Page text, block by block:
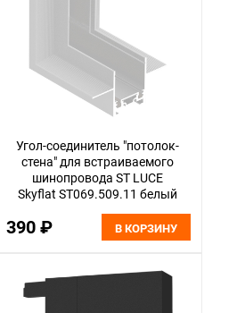
Угол-соединитель "потолок-
стена" для встраиваемого
шинопровода ST LUCE
Skyflat ST069.509.11 белый
390 ₽ В КОРЗИНУ